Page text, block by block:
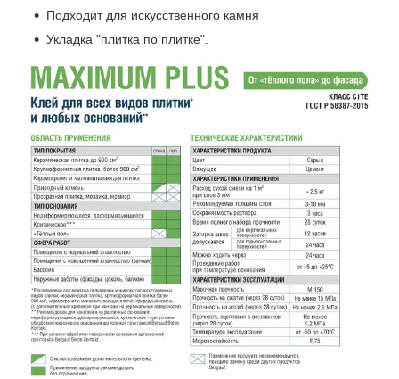
Подходит для искусственного камня
Укладка "плитка по плитке".